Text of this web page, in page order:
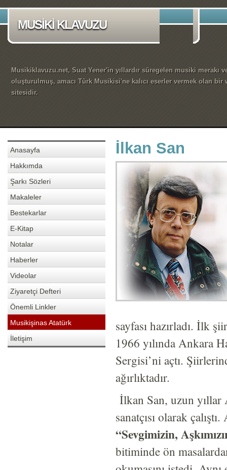
MUSİKİ KLAVUZU
Musikiklavuzu.net, Suat Yener'in yıllardır süregelen musiki merakı
oluşturulmuş, amacı Türk Musikisi'ne kalıcı eserler vermek olan bir
sitesidir.
Anasayfa
Hakkımda
Şarkı Sözleri
Makaleler
Bestekarlar
E-Kitap
Notalar
Haberler
Videolar
Ziyaretçi Defteri
Önemli Linkler
Musikişinas Atatürk
İletişim
İlkan San
sayfası hazırladı. İlk
1966 yılında Ankara
Sergisi’ni açtı.
ağırlıktadır.
İlkan San, uzun yıllar
sanatçısı olarak
“Sevgimizin,
bitiminde ön